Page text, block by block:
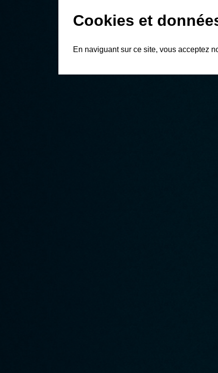
Cookies et
En naviguant sur ce site, vous acceptez